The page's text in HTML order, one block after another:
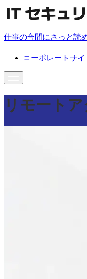
仕事の合間にさっと読
コーポレートサイ
リモート